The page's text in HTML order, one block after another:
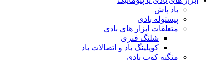
باد پاش
پیستوله بادی
متعلقات ابزار های بادی
شلنگ فنری
کوپلینگ باد و اتصالات باد
منگنه کوب بادی